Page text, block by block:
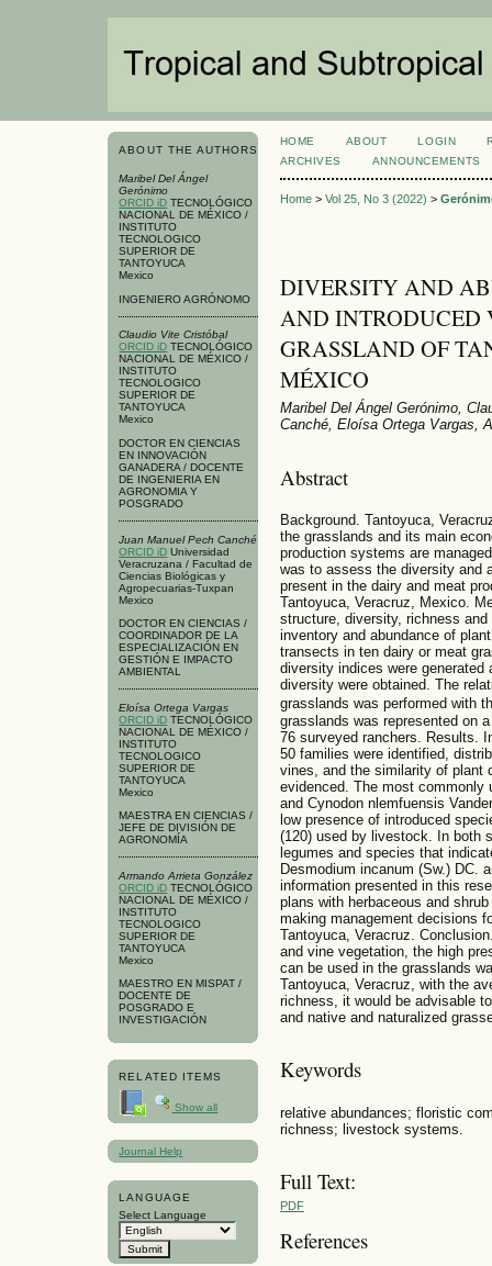
ABOUT THE AUTHORS
Maribel Del Ángel
Gerónimo
ORCID iD TECNOLÓGICO
NACIONAL DE MÉXICO /
INSTITUTO
TECNOLOGICO
SUPERIOR DE
TANTOYUCA
Mexico
INGENIERO AGRÓNOMO
Claudio Vite Cristóbal
ORCID iD TECNOLÓGICO
NACIONAL DE MÉXICO /
INSTITUTO
TECNOLOGICO
SUPERIOR DE
TANTOYUCA
Mexico
DOCTOR EN CIENCIAS
EN INNOVACIÓN
GANADERA / DOCENTE
DE INGENIERIA EN
AGRONOMIA Y
POSGRADO
Juan Manuel Pech Canché
ORCID iD Universidad
Veracruzana / Facultad de
Ciencias Biológicas y
Agropecuarias-Tuxpan
Mexico
DOCTOR EN CIENCIAS /
COORDINADOR DE LA
ESPECIALIZACIÓN EN
GESTIÓN E IMPACTO
AMBIENTAL
Eloísa Ortega Vargas
ORCID iD TECNOLÓGICO
NACIONAL DE MÉXICO /
INSTITUTO
TECNOLOGICO
SUPERIOR DE
TANTOYUCA
Mexico
MAESTRA EN CIENCIAS /
JEFE DE DIVISIÓN DE
AGRONOMÍA
Armando Arrieta González
ORCID iD TECNOLÓGICO
NACIONAL DE MÉXICO /
INSTITUTO
TECNOLOGICO
SUPERIOR DE
TANTOYUCA
Mexico
MAESTRO EN MISPAT /
DOCENTE DE
POSGRADO E
INVESTIGACIÓN
RELATED ITEMS
Show all
Journal Help
LANGUAGE
Select Language
HOME ABOUT LOGIN
ARCHIVES
ANNOUNCEMENTS
Home> Vol 25, No 3 (2022) >
DIVERSITY AND
AND INTRODUCED
GRASSLAND OF
MÉXICO
Maribel Del Ángel Gerónimo,
Canché, Eloísa Ortega Vargas,
Abstract
Background. Tantoyuca,
the grasslands and its main
production systems are
was to assess the diversity and
present in the dairy and meat
Tantoyuca, Veracruz, Mexico.
structure, diversity, richness
inventory and abundance of
transects in ten dairy or meat
diversity indices were generated
diversity were obtained. The
grasslands was performed with
grasslands was represented on
76 surveyed ranchers. Results.
50 families were identified,
vines, and the similarity of plant
evidenced. The most commonly
and Cynodon nlemfuensis
low presence of introduced
(120) used by livestock. In both
legumes and species that
Desmodium incanum (Sw.) DC.
information presented in this
plans with herbaceous and
making management decisions
Tantoyuca, Veracruz.
and vine vegetation, the high
can be used in the grasslands
Tantoyuca, Veracruz, with the
richness, it would be advisable
and native and naturalized
Keywords
relative abundances; floristic
richness; livestock systems.
Full Text:
PDF
References